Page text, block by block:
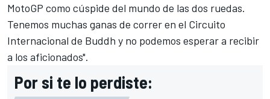
MotoGP como cúspide del mundo de las dos ruedas.
Tenemos muchas ganas de correr en el Circuito
Internacional de Buddh y no podemos esperar a recibir
a los aficionados".
Por si te lo perdiste: